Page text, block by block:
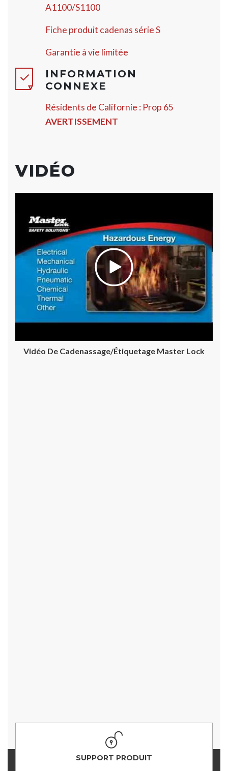
A1100/S1100
Fiche produit cadenas série S
Garantie à vie limitée
INFORMATION
CONNEXE
Résidents de Californie : Prop 65
AVERTISSEMENT
VIDÉO
Vidéo De Cadenassage/étiquetage Master Lock
SUPPORT PRODUIT